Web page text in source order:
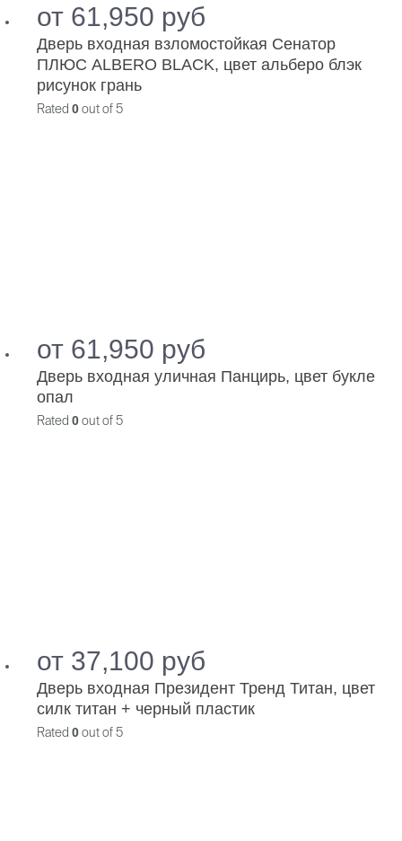
от 61,950 руб
Дверь входная взломостойкая Сенатор
ПЛЮС ALBERO BLACK, цвет альберо блэк
рисунок грань
Rated 0out of 5
от 61,950 руб
Дверь входная уличная Панцирь, цвет букле
опал
Rated 0out of 5
от 37,100 руб
Дверь входная Президент Тренд Титан, цвет
силк титан + черный пластик
Rated 0out of 5